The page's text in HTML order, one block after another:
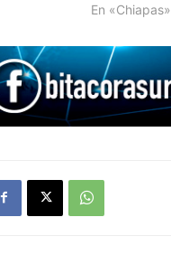
En «Chiapas»